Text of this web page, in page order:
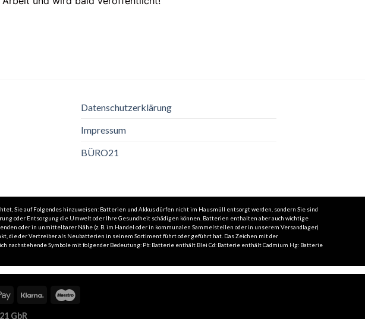
Datenschutzerklärung
Impressum
BÜRO21
Sie auf Folgendes hinzuweisen: Batterien und Akkus dürfen nicht im Hausmüll entsorgt werden, sondern Sie sind
oder Entsorgung die Umwelt oder Ihre Gesundheit schädigen können. Batterien enthalten aber auch wichtige
oder in unmittelbarer Nähe (z. B. im Handel oder in kommunalen Sammelstellen oder in unserem Versandlager)
die der Vertreiber als Neubatterien in seinem Sortiment führt oder geführt hat. Das Zeichen mit der
Symbole mit folgender Bedeutung: Pb: Batterie enthält Blei Cd: Batterie enthält Cadmium Hg: Batterie
GbR